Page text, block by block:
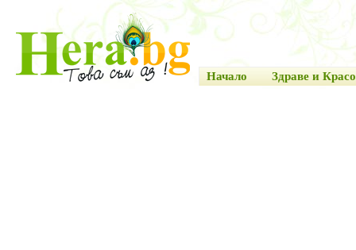
Начало Здраве и